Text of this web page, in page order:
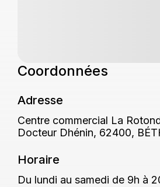
Coordonnées
Adresse
Centre commercial La
Docteur Dhénin, 62400,
Horaire
Du lundi au samedi de 9h à